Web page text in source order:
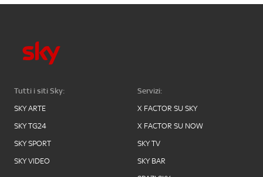
Tutti i siti Sky:
SKY ARTE
SKY TG24
SKY SPORT
SKY VIDEO
Servizi:
X FACTOR SU SKY
X FACTOR SU NOW
SKY TV
SKY BAR